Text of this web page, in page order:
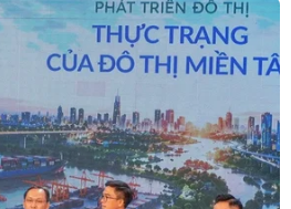
234,1 tỷ đồng. Toàn sàn
mã đứng giá và 67 mã
(TTXVN/Vietnam+)